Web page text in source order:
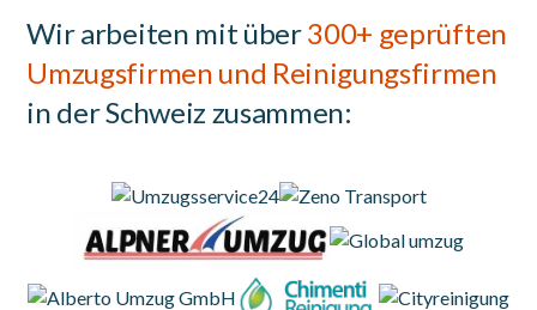
Wir arbeiten mit über300+ geprüften
Umzugsfirmen und Reinigungsfirmen
in der Schweiz zusammen: